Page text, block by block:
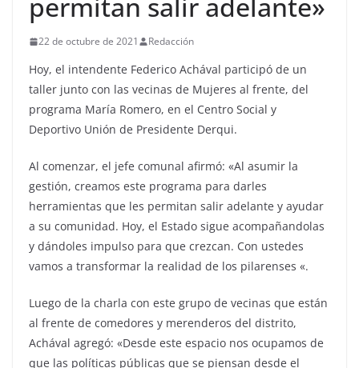
22 de octubre de 2021 Redacción
Hoy, el intendente Federico Achával participó de un
taller junto con las vecinas de Mujeres al frente, del
programa María Romero, en el Centro Social y
Deportivo Unión de Presidente Derqui.
Al comenzar, el jefe comunal afirmó: «Al asumir la
gestión, creamos este programa para darles
herramientas que les permitan salir adelante y ayudar
a su comunidad. Hoy, el Estado sigue acompañandolas
y dándoles impulso para que crezcan. Con ustedes
vamos a transformar la realidad de los pilarenses «.
Luego de la charla con este grupo de vecinas que están
al frente de comedores y merenderos del distrito,
Achával agregó: «Desde este espacio nos ocupamos de
que las políticas públicas que se piensan desde el